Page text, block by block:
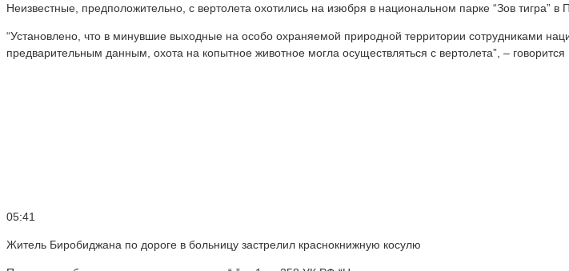
Неизвестные, предположительно, с вертолета охотились на изюбря в национальном парке “Зов тигра”
“Установлено, что в минувшие выходные на особо охраняемой природной территории сотрудниками
предварительным данным, охота на копытное животное могла осуществляться с вертолета”, – говорится
05:41
Житель Биробиджана по дороге в больницу застрелил краснокнижную косулю